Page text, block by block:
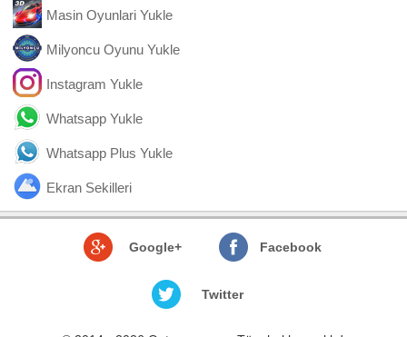
Masin Oyunlari Yukle
Milyoncu Oyunu Yukle
Instagram Yukle
Whatsapp Yukle
Whatsapp Plus Yukle
Ekran Sekilleri
Google+ Facebook
Twitter